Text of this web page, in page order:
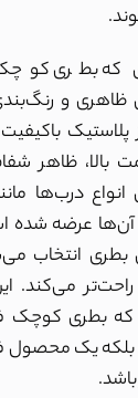
بطری کوچک
ظاهری و
پلاستیک
بالا، ظاهر
انواع درب‌ها
آن‌ها عرضه شده
بطری انتخاب
می‌کند.
بطری کوچک
بلکه یک محصول